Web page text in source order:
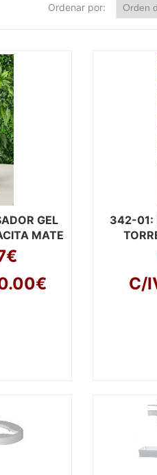
Ordenar por:
GEL
MATE
342-01:
C/